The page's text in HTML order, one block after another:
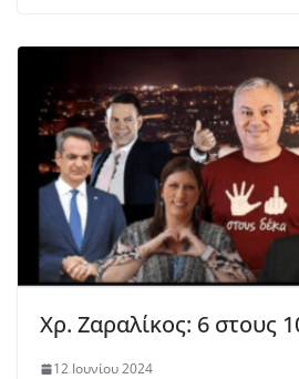
Χρ. Ζαραλίκος: 6 στους
12 Ιουνίου 2024